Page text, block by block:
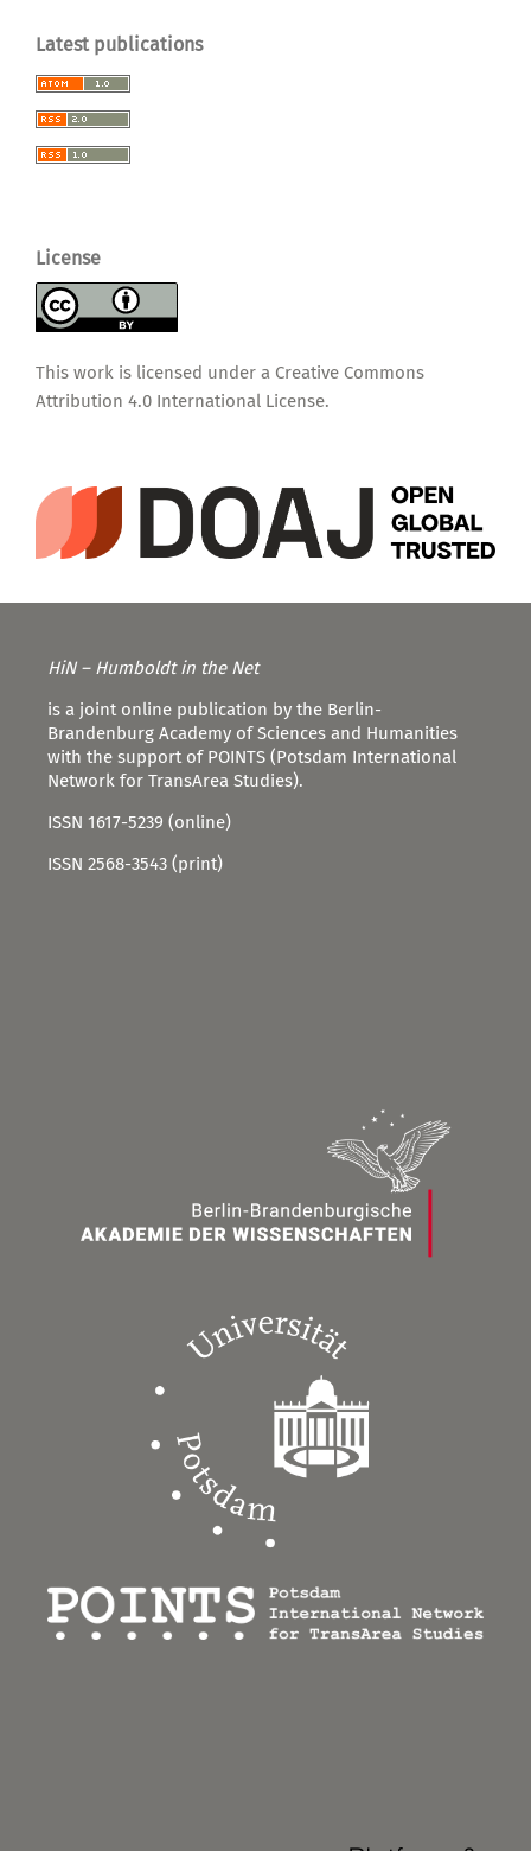
Latest publications
License
This work is licensed under a Creative Commons
Attribution 4.0 International License.
HiN – Humboldt in the Net
is a joint online publication by the Berlin-
Brandenburg Academy of Sciences and Humanities
with the support of POINTS (Potsdam International
Network for TransArea Studies).
ISSN 1617-5239 (online)
ISSN 2568-3543 (print)